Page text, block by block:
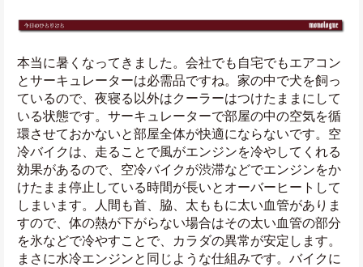
本当に暑くなってきました。会社でも自宅でもエアコン
とサーキュレーターは必需品ですね。家の中で犬を飼っ
ているので、夜寝る以外はクーラーはつけたままにして
いる状態です。サーキュレーターで部屋の中の空気を循
環させておかないと部屋全体が快適にならないです。空
冷バイクは、走ることで風がエンジンを冷やしてくれる
効果があるので、空冷バイクが渋滞などでエンジンをか
けたまま停止している時間が長いとオーバーヒートして
しまいます。人間も首、脇、太ももに太い血管がありま
すので、体の熱が下がらない場合はその太い血管の部分
を氷などで冷やすことで、カラダの異常が安定します。
まさに水冷エンジンと同じような仕組みです。バイクに